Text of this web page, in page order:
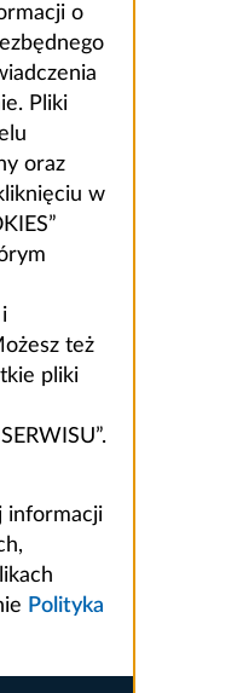
o
Pliki
oraz
w
też
pliki
informacji
Polityka